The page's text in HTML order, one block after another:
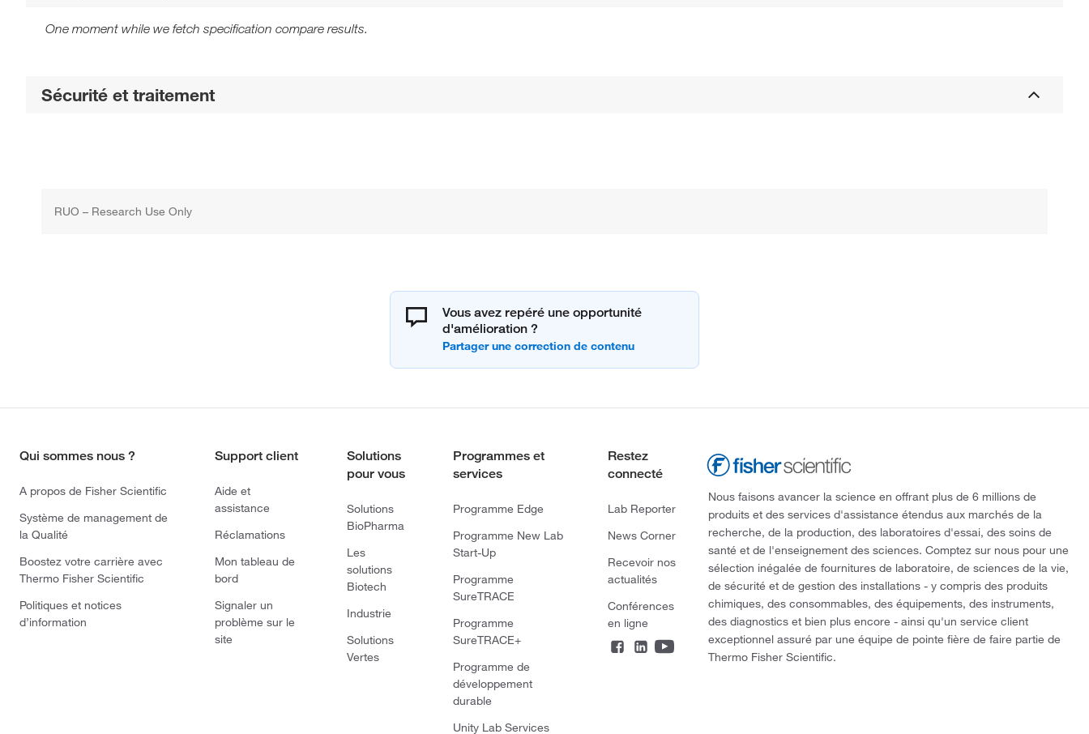
One moment while we fetch specification compare results.
Sécurité et traitement
RUO – Research Use Only
Vous avez repéré une opportunité
d'amélioration ?
Qui sommes nous ?
A propos de Fisher Scientific
Système de management de
la Qualité
Boostez votre carrière avec
Thermo Fisher Scientific
Politiques et notices
d’information
Support client
Aide et
assistance
Réclamations
Mon tableau de
bord
Signaler un
problème sur le
site
Solutions
pour vous
Solutions
BioPharma
Les
solutions
Biotech
Industrie
Solutions
Vertes
Programmes et
services
Programme Edge
Programme New Lab
Start-Up
Programme
SureTRACE
Programme
SureTRACE+
Programme de
développement
durable
Unity Lab Services
Restez
connecté
Lab Reporter
News Corner
Recevoir nos
actualités
Conférences
en ligne
Nous faisons avancer la science en offrant plus de 6 millions de
produits et des services d'assistance étendus aux marchés de la
recherche, de la production, des laboratoires d'essai, des soins de
santé et de l'enseignement des sciences. Comptez sur nous pour une
sélection inégalée de fournitures de laboratoire, de sciences de la vie,
de sécurité et de gestion des installations - y compris des produits
chimiques, des consommables, des équipements, des instruments,
des diagnostics et bien plus encore - ainsi qu'un service client
exceptionnel assuré par une équipe de pointe fière de faire partie de
Thermo Fisher Scientific.